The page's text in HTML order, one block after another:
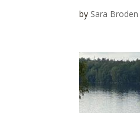
by Sara Broden